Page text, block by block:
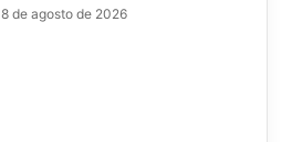
8 de agosto de 2026